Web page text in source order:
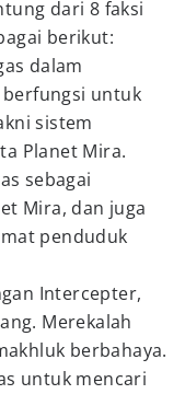
dari 8 faksi
berikut:
dalam
untuk
sistem
Planet Mira.
sebagai
Mira, dan juga
penduduk
Intercepter,
Merekalah
berbahaya.
untuk mencari